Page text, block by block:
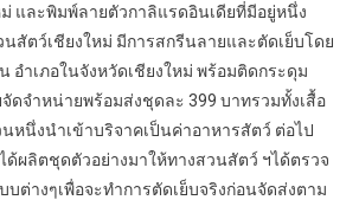
และพิมพ์ลายตัวกาลิแรดอินเดียที่มีอยู่หนึ่ง
นสัตว์เชียงใหม่ มีการสกรีนลายและตัดเย็บโดย
อำเภอในจังหวัดเชียงใหม่ พร้อมติดกระดุม
ดจำหน่ายพร้อมส่งชุดละ 399 บาทรวมทั้งเสื้อ
นหนึ่งนำเข้าบริจาคเป็นค่าอาหารสัตว์ ต่อไป
ผลิตชุดตัวอย่างมาให้ทางสวนสัตว์ ฯได้ตรวจ
ต่างๆเพื่อจะทำการตัดเย็บจริงก่อนจัดส่งตาม